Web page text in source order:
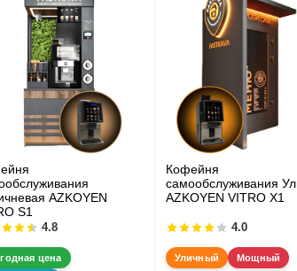
AZKOYEN
S1
4.8
цена
Кофейня
самообслуживания
AZKOYEN VITRO X1
4.0
Уличный Мощный